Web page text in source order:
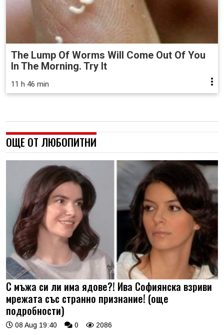
The Lump Of Worms Will Come Out Of You
In The Morning. Try It
11 h 46 min
ОЩЕ ОТ ЛЮБОПИТНИ
С мъжа си ли има ядове?! Ива Софиянска взриви
мрежата със странно признание! (още
подробности)
08 Aug 19:40 0 2086